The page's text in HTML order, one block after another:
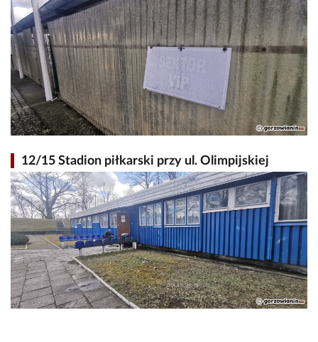
12/15 Stadion piłkarski przy ul. Olimpijskiej